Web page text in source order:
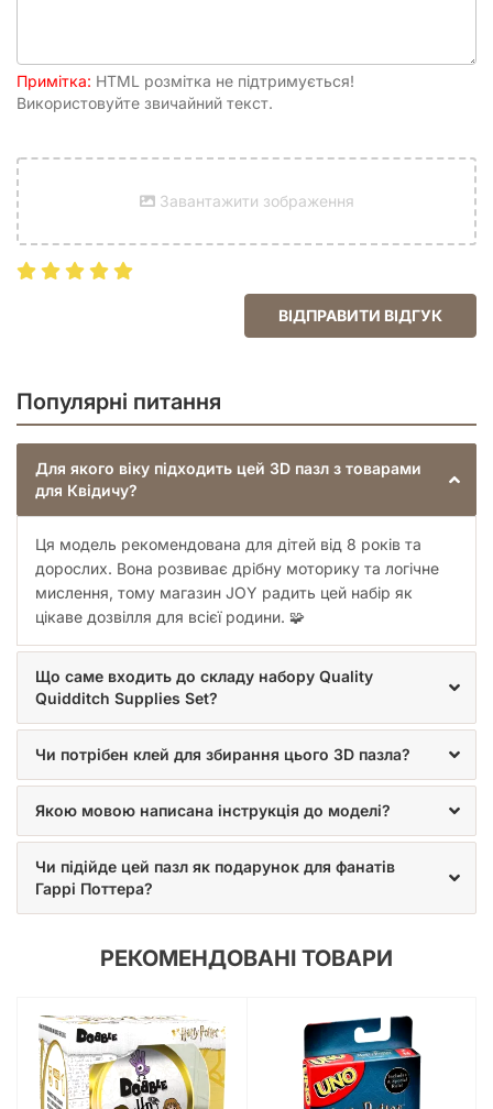
Примітка: HTML розмітка не підтримується!
Використовуйте звичайний текст.
Завантажити зображення
ВІДПРАВИТИ ВІДГУК
Популярні питання
Для якого віку підходить цей 3D пазл з товарами
для Квідичу?
Ця модель рекомендована для дітей від 8 років та
дорослих. Вона розвиває дрібну моторику та логічне
мислення, тому магазин JOY радить цей набір як
цікаве дозвілля для всієї родини. 🧩
Що саме входить до складу набору Quality
Quidditch Supplies Set?
Чи потрібен клей для збирання цього 3D пазла?
Якою мовою написана інструкція до моделі?
Чи підійде цей пазл як подарунок для фанатів
Гаррі Поттера?
РЕКОМЕНДОВАНІ ТОВАРИ